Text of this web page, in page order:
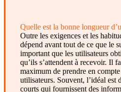
Quelle est la bonne longueur
Outre les exigences et les
dépend avant tout de ce que le
important que les utilisateurs
qu’ils s’attendent à recevoir. Il
maximum de prendre en
utilisateurs. Souvent, l’idéal est
courts qui fournissent des